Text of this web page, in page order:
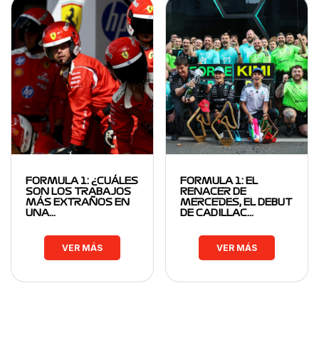
FORMULA 1: ¿CUÁLES
SON LOS TRABAJOS
MÁS EXTRAÑOS EN
UNA…
VER MÁS
FORMULA 1: EL
RENACER DE
MERCEDES, EL DEBUT
DE CADILLAC…
VER MÁS